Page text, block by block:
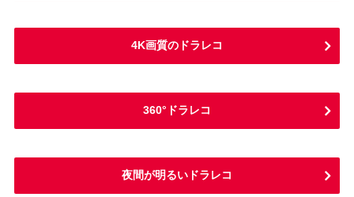
4K画質のドラレコ
360°ドラレコ
夜間が明るいドラレコ